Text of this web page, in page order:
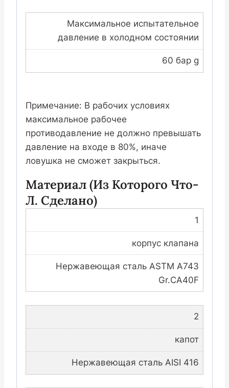
Максимальное испытательное
давление в холодном состоянии
60 бар g
Примечание: В рабочих условиях
максимальное рабочее
противодавление не должно превышать
давление на входе в 80%, иначе
ловушка не сможет закрыться.
Материал (из Которого Что-
Л. Сделано)
1
корпус клапана
Нержавеющая сталь ASTM A743
Gr.CA40F
2
капот
Нержавеющая сталь AISI 416